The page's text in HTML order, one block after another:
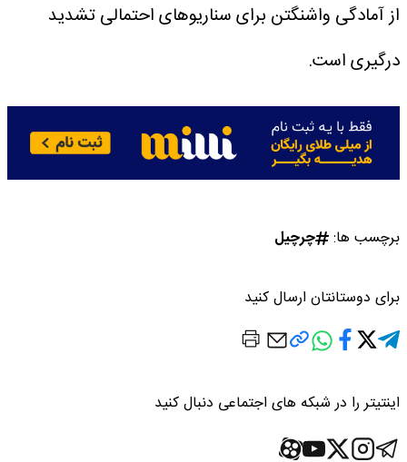
از آمادگی واشنگتن برای سناریوهای احتمالی تشدید
درگیری است.
برچسب ها: چرچیل
برای دوستانتان ارسال کنید
اینتیتر را در شبکه های اجتماعی دنبال کنید